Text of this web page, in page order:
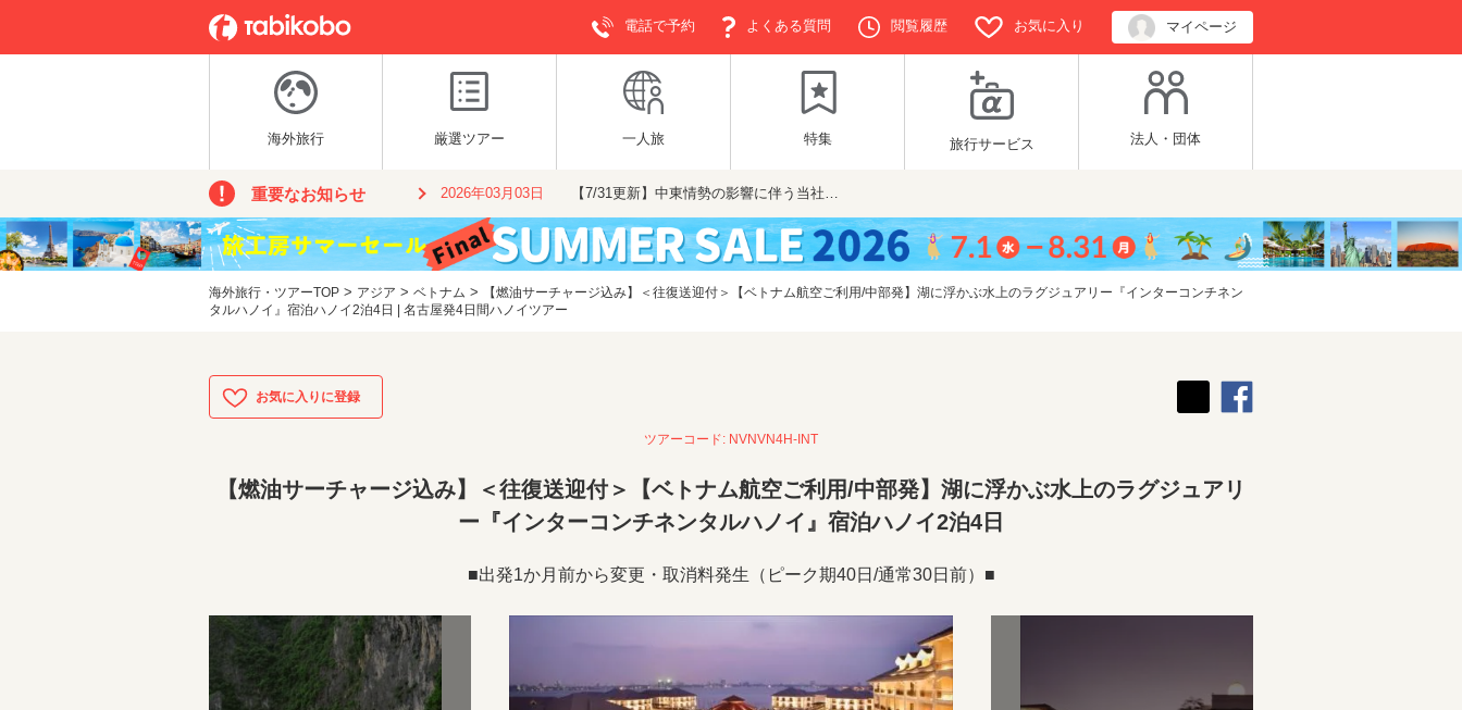
電話で予約 よくある質問 閲覧履歴 お気に入り マイページ
海外旅行 厳選ツアー 一人旅 特集 旅行サービス 法人・団体
重要なお知らせ 2026年03月03日 【7/31更新】中東情勢の影響に伴う当社…
海外旅行・ツアーTOP > アジア > ベトナム >
【燃油サーチャージ込み】＜往復送迎付＞【ベトナム航空ご利用/中部発】湖に浮かぶ水上のラグジュアリー『インターコンチネン
タルハノイ』宿泊ハノイ2泊4日 | 名古屋発4日間ハノイツアー
ツアーコード: NVNVN4H-INT
【燃油サーチャージ込み】＜往復送迎付＞【ベトナム航空ご利用/中部発】湖に浮かぶ水上のラグジュアリ
ー『インターコンチネンタルハノイ』宿泊ハノイ2泊4日
■出発1か月前から変更・取消料発生（ピーク期40日/通常30日前）■